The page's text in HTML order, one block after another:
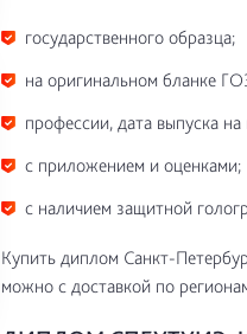
государственного образца;
на оригинальном бланке
профессии, дата выпуска на
с приложением и оценками;
с наличием защитной
Купить диплом Санкт-
можно с доставкой по